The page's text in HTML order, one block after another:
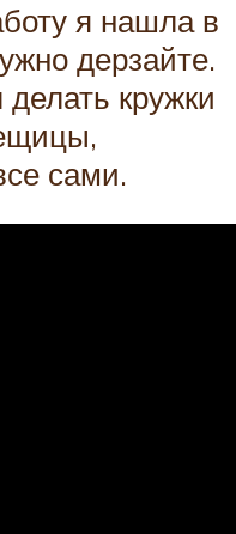
я нашла в
дерзайте.
кружки
сами.